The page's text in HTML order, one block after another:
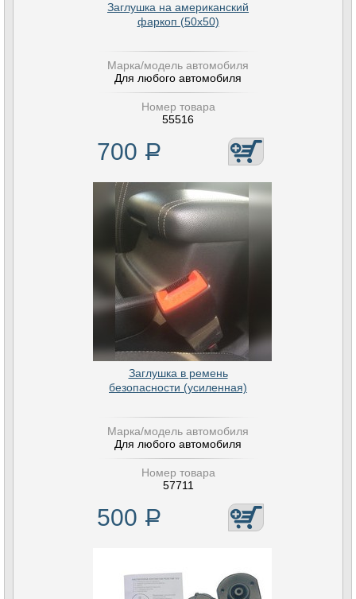
Заглушка на американский
фаркоп (50х50)
Марка/модель автомобиля
Для любого автомобиля
Номер товара
55516
700 Р
Заглушка в ремень
безопасности (усиленная)
Марка/модель автомобиля
Для любого автомобиля
Номер товара
57711
500 Р